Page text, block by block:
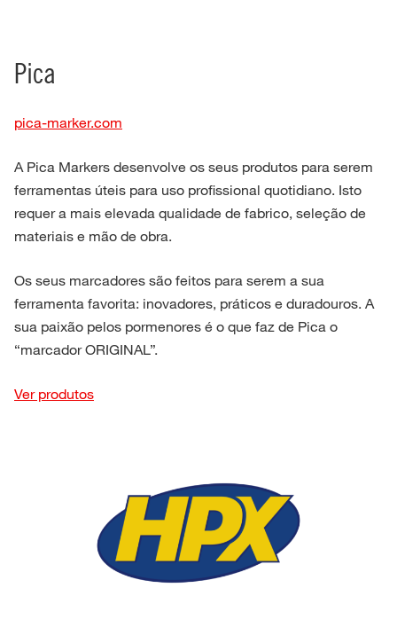
Pica
pica-marker.com
A Pica Markers desenvolve os seus produtos para serem
ferramentas úteis para uso profissional quotidiano. Isto
requer a mais elevada qualidade de fabrico, seleção de
materiais e mão de obra.
Os seus marcadores são feitos para serem a sua
ferramenta favorita: inovadores, práticos e duradouros. A
sua paixão pelos pormenores é o que faz de Pica o
“marcador ORIGINAL”.
Ver produtos